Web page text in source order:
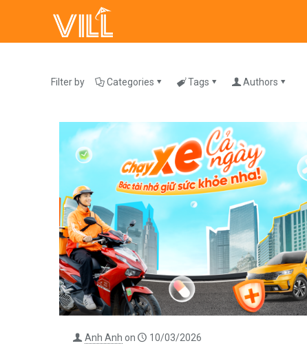
Filter by Categories Tags Authors
Anh Anh on 10/03/2026